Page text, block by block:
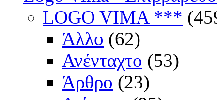
LOGO VIMA ***
Άλλο (62)
Ανένταχτο (53)
Άρθρο (23)